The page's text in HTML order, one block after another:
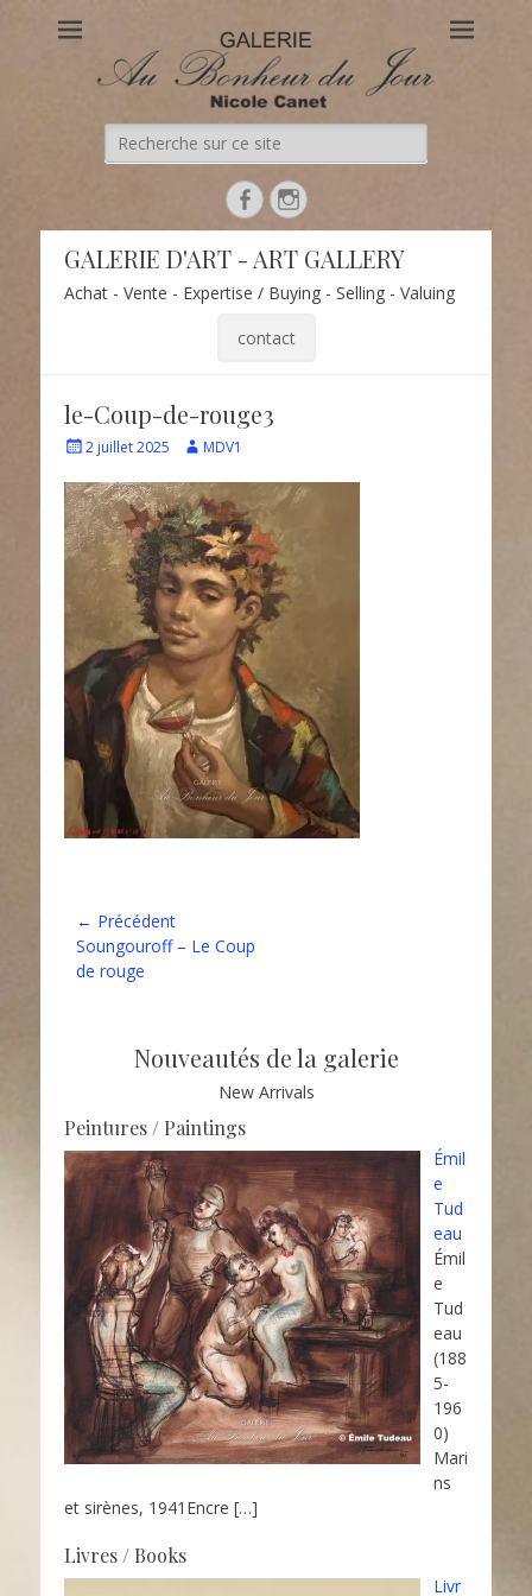
Au Bonheur du Jour
Le site officiel de la Galerie d'Art Au Bonheur du Jour – Nicole
Canet à Paris
Recherche
de:
FacebookInstagram
GALERIE D'ART - ART GALLERY
Achat - Vente - Expertise / Buying - Selling - Valuing
contact
le-Coup-de-rouge3
Écrit2 juillet 2025 Auteur
MDV1
Navigation
de
l’article
← Précédent
Article
précédent :
Soungouroff – Le Coup
de rouge
Nouveautés de la galerie
New Arrivals
Peintures / Paintings
Émil
e
Tud
eau
Émil
e
Tud
eau
(188
5-
196
0)
Mari
ns
et sirènes, 1941Encre […]
Livres / Books
Livr